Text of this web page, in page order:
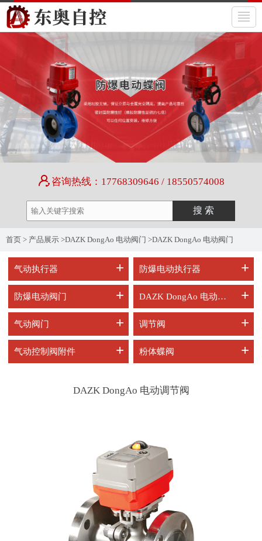
咨询热线：17768309646 / 18550574008
首页 > 产品展示 >DAZK DongAo 电动阀门 >DAZK DongAo 电动阀门
气动执行器 + 防爆电动执行器 +
防爆电动阀门 + DAZK DongAo 电动阀门 +
气动阀门 + 调节阀 +
气动控制阀附件 + 粉体蝶阀 +
DAZK DongAo 电动调节阀